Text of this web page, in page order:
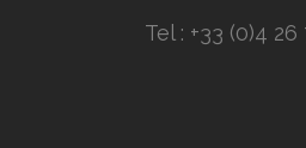
Tel : +33 (0)4